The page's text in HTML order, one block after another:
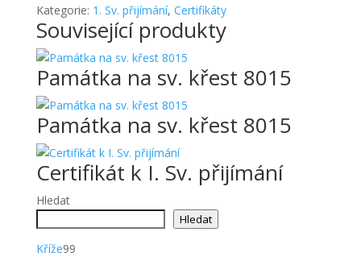
Kategorie: 1. Sv. přijímání, Certifikáty
Související produkty
Památka na sv. křest 8015
Památka na sv. křest 8015
Certifikát k I. Sv. přijímání
Hledat
Hledat
Kříže9999